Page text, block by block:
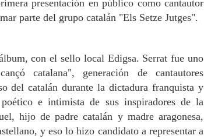
presentación en público como cantautor
parte del grupo catalán "Els Setze Jutges".
con el sello local Edigsa. Serrat fue uno
catalana", generación de cantautores
del catalán durante la dictadura franquista y
e intimista de sus inspiradores de la
hijo de padre catalán y madre aragonesa,
y eso lo hizo candidato a representar a